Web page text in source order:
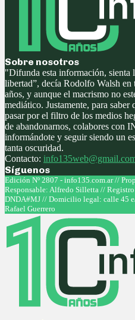
Sobre nosotros
"Difunda esta información, sienta
libertad”, decía Rodolfo Walsh en
años, y aunque el macrismo no
mediático. Justamente, para saber
pasar por el filtro de los medios
de abandonarnos, colabores con
informándote y seguir siendo un
tanta oscuridad.
Contacto:
Síguenos
Facebook
Twitter
Instagram
Youtube
Edición Nº 2807 - info135.com.ar //
Responsable: Alfredo Silletta //
DNDA#MJ // Domicilio legal: calle 45
Rafael Guerrero